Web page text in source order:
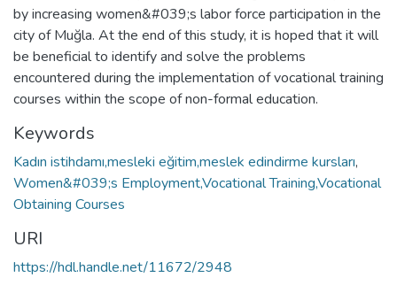
by increasing women&#039;s labor force participation in the
city of Muğla. At the end of this study, it is hoped that it will
be beneficial to identify and solve the problems
encountered during the implementation of vocational training
courses within the scope of non-formal education.
Keywords
Kadın istihdamı,mesleki eğitim,meslek edindirme kursları,
Women&#039;s Employment,Vocational Training,Vocational
Obtaining Courses
URI
https://hdl.handle.net/11672/2948